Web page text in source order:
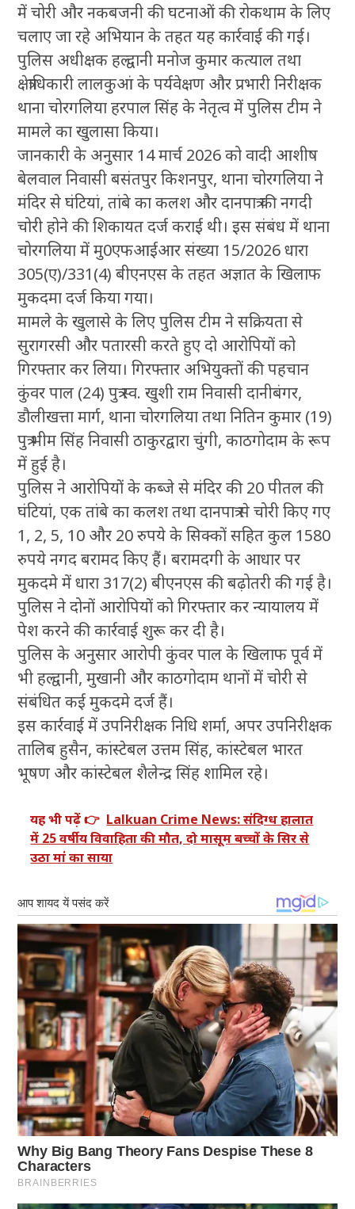
में चोरी और नकबजनी की घटनाओं की रोकथाम के लिए
चलाए जा रहे अभियान के तहत यह कार्रवाई की गई।
पुलिस अधीक्षक हल्द्वानी मनोज कुमार कत्याल तथा
क्षेत्राधिकारी लालकुआं के पर्यवेक्षण और प्रभारी निरीक्षक
थाना चोरगलिया हरपाल सिंह के नेतृत्व में पुलिस टीम ने
मामले का खुलासा किया।
जानकारी के अनुसार 14 मार्च 2026 को वादी आशीष
बेलवाल निवासी बसंतपुर किशनपुर, थाना चोरगलिया ने
मंदिर से घंटियां, तांबे का कलश और दानपात्र की नगदी
चोरी होने की शिकायत दर्ज कराई थी। इस संबंध में थाना
चोरगलिया में मु0एफआईआर संख्या 15/2026 धारा
305(ए)/331(4) बीएनएस के तहत अज्ञात के खिलाफ
मुकदमा दर्ज किया गया।
मामले के खुलासे के लिए पुलिस टीम ने सक्रियता से
सुरागरसी और पतारसी करते हुए दो आरोपियों को
गिरफ्तार कर लिया। गिरफ्तार अभियुक्तों की पहचान
कुंवर पाल (24) पुत्र स्व. खुशी राम निवासी दानीबंगर,
डौलीखत्ता मार्ग, थाना चोरगलिया तथा नितिन कुमार (19)
पुत्र भीम सिंह निवासी ठाकुरद्वारा चुंगी, काठगोदाम के रूप
में हुई है।
पुलिस ने आरोपियों के कब्जे से मंदिर की 20 पीतल की
घंटियां, एक तांबे का कलश तथा दानपात्र से चोरी किए गए
1, 2, 5, 10 और 20 रुपये के सिक्कों सहित कुल 1580
रुपये नगद बरामद किए हैं। बरामदगी के आधार पर
मुकदमे में धारा 317(2) बीएनएस की बढ़ोतरी की गई है।
पुलिस ने दोनों आरोपियों को गिरफ्तार कर न्यायालय में
पेश करने की कार्रवाई शुरू कर दी है।
पुलिस के अनुसार आरोपी कुंवर पाल के खिलाफ पूर्व में
भी हल्द्वानी, मुखानी और काठगोदाम थानों में चोरी से
संबंधित कई मुकदमे दर्ज हैं।
इस कार्रवाई में उपनिरीक्षक निधि शर्मा, अपर उपनिरीक्षक
तालिब हुसैन, कांस्टेबल उत्तम सिंह, कांस्टेबल भारत
भूषण और कांस्टेबल शैलेन्द्र सिंह शामिल रहे।
यह भी पढ़ें 👉 Lalkuan Crime News: संदिग्ध हालात
में 25 वर्षीय विवाहिता की मौत, दो मासूम बच्चों के सिर से
उठा मां का साया